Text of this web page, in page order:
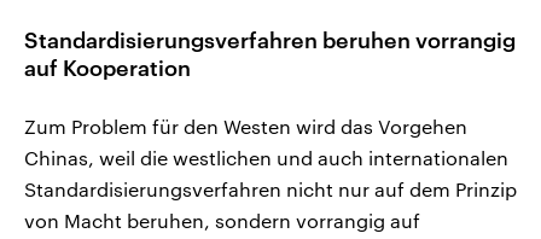
Standardisierungsverfahren beruhen vorrangig
auf Kooperation
Zum Problem für den Westen wird das Vorgehen
Chinas, weil die westlichen und auch internationalen
Standardisierungsverfahren nicht nur auf dem Prinzip
von Macht beruhen, sondern vorrangig auf